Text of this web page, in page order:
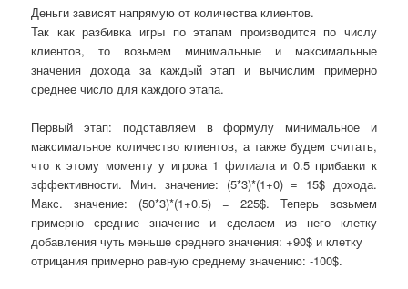
Деньги зависят напрямую от количества клиентов.
Так как разбивка игры по этапам производится по числу
клиентов, то возьмем минимальные и максимальные
значения дохода за каждый этап и вычислим примерно
среднее число для каждого этапа.
Первый этап: подставляем в формулу минимальное и
максимальное количество клиентов, а также будем считать,
что к этому моменту у игрока 1 филиала и 0.5 прибавки к
эффективности. Мин. значение: (5*3)*(1+0) = 15$ дохода.
Макс. значение: (50*3)*(1+0.5) = 225$. Теперь возьмем
примерно средние значение и сделаем из него клетку
добавления чуть меньше среднего значения: +90$ и клетку
отрицания примерно равную среднему значению:-100$.